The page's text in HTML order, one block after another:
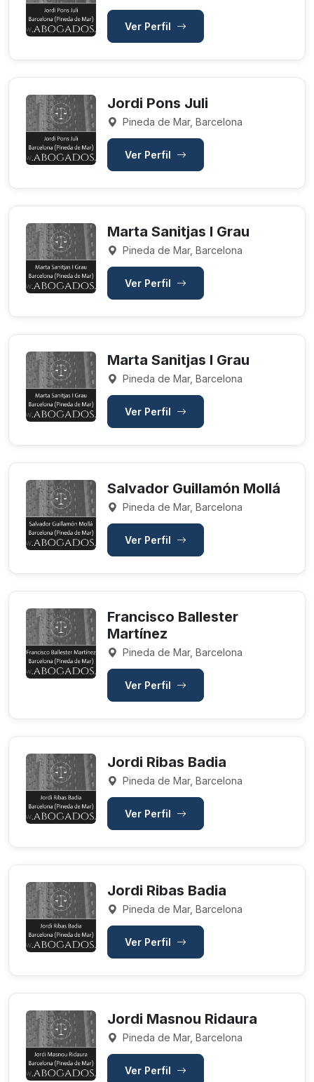
Ver Perfil
Jordi Pons Juli
Pineda de Mar, Barcelona
Ver Perfil
Marta Sanitjas I Grau
Pineda de Mar, Barcelona
Ver Perfil
Marta Sanitjas I Grau
Pineda de Mar, Barcelona
Ver Perfil
Salvador Guillamón Mollá
Pineda de Mar, Barcelona
Ver Perfil
Francisco Ballester
Martínez
Pineda de Mar, Barcelona
Ver Perfil
Jordi Ribas Badia
Pineda de Mar, Barcelona
Ver Perfil
Jordi Ribas Badia
Pineda de Mar, Barcelona
Ver Perfil
Jordi Masnou Ridaura
Pineda de Mar, Barcelona
Ver Perfil